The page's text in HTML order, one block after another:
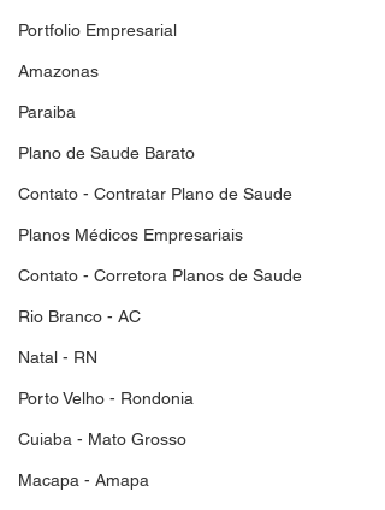
Portfolio Empresarial
Amazonas
Paraiba
Plano de Saude Barato
Contato - Contratar Plano de Saude
Planos Médicos Empresariais
Contato - Corretora Planos de Saude
Rio Branco - AC
Natal - RN
Porto Velho - Rondonia
Cuiaba - Mato Grosso
Macapa - Amapa